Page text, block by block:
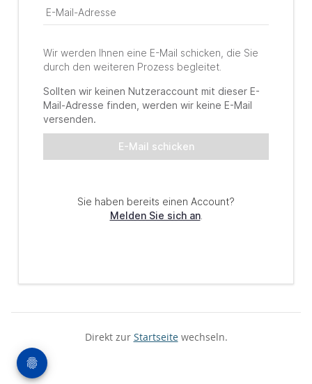
Direkt zur Startseitewechseln.